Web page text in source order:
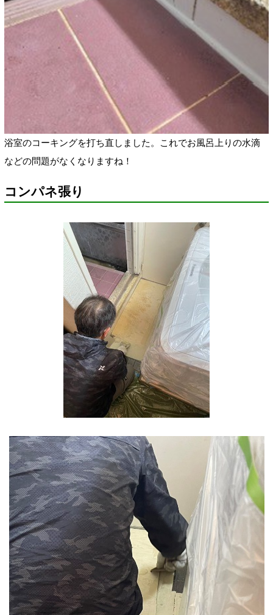
浴室のコーキングを打ち直しました。これでお風呂上りの水滴
などの問題がなくなりますね！
コンパネ張り